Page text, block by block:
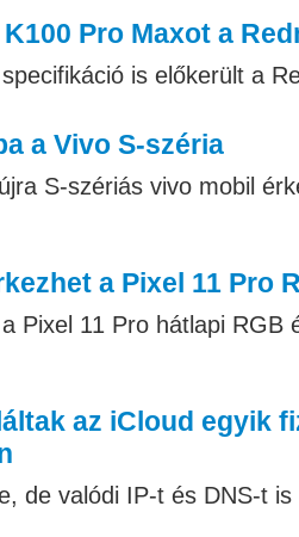
Pro Maxot a
is előkerült a
a Vivo S-széria
S-szériás vivo mobil
a Pixel 11 Pro
Pixel 11 Pro hátlapi RGB
az iCloud egyik
de valódi IP-t és DNS-t